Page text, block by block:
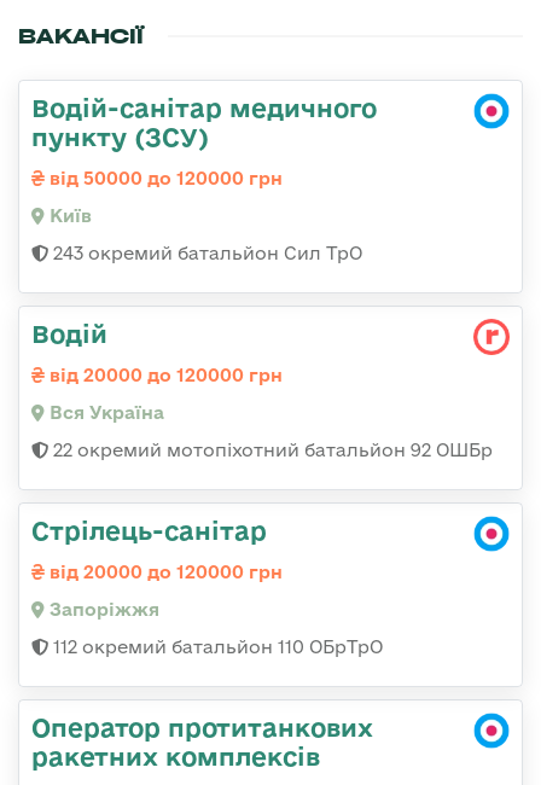
ВАКАНСІЇ
Водій-санітар медичного
пункту (ЗСУ)
від 50000 до 120000 грн
Київ
243 окремий батальйон Сил ТрО
Водій
від 20000 до 120000 грн
Вся Україна
22 окремий мотопіхотний батальйон 92 ОШБр
Стрілець-санітар
від 20000 до 120000 грн
Запоріжжя
112 окремий батальйон 110 ОБрТрО
Оператор протитанкових
ракетних комплексів